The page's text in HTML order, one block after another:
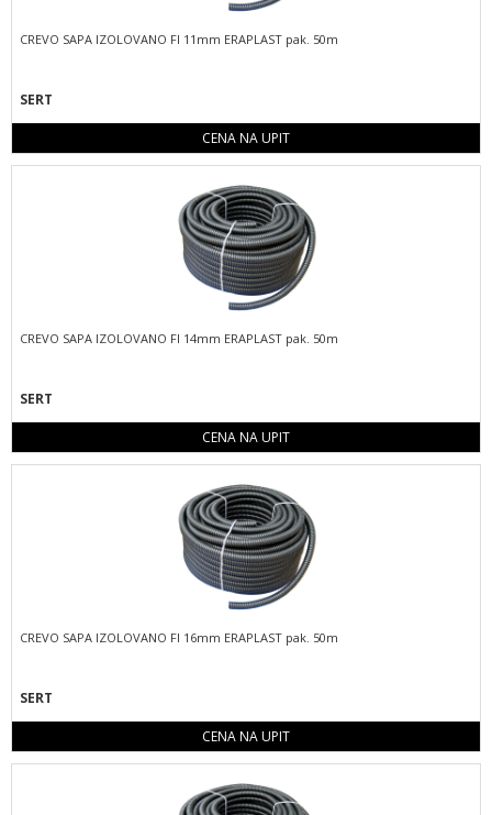
CREVO SAPA IZOLOVANO FI 11mm ERAPLAST pak. 50m
SERT
CENA NA UPIT
CREVO SAPA IZOLOVANO FI 14mm ERAPLAST pak. 50m
SERT
CENA NA UPIT
CREVO SAPA IZOLOVANO FI 16mm ERAPLAST pak. 50m
SERT
CENA NA UPIT